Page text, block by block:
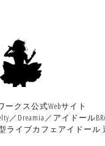
クス公式Webサイト
Dreamia／アイドール
ライブカフェアイドール